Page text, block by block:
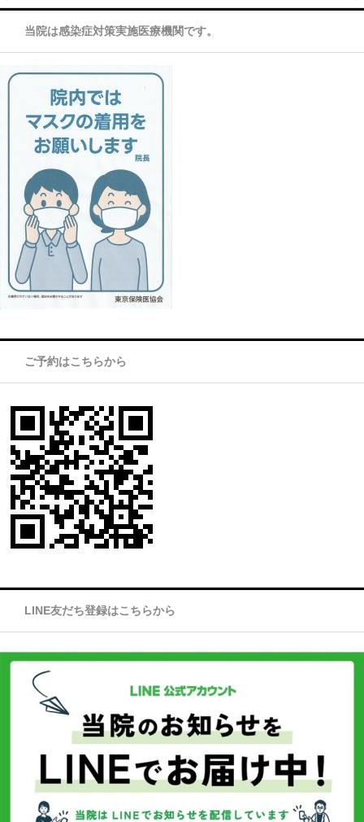
当院は感染症対策実施医療機関です。
ご予約はこちらから
LINE友だち登録はこちらから